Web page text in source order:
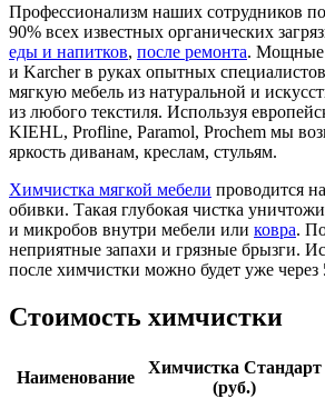
Профессионализм наших сотрудников
90% всех известных органических
еды и напитков, после ремонта. Мощные
и Karcher в руках опытных
мягкую мебель из натуральной и
из любого текстиля. Используя
KIEHL, Proflinе, Paramol, Prochem мы
яркость диванам, креслам, стульям.
Химчистка мягкой мебели проводится
обивки. Такая глубокая чистка
и микробов внутри мебели или ковра.
неприятные запахи и грязные брызги.
после химчистки можно будет уже через
Стоимость химчистки
Наименование
Химчистка Стандарт
(руб.)